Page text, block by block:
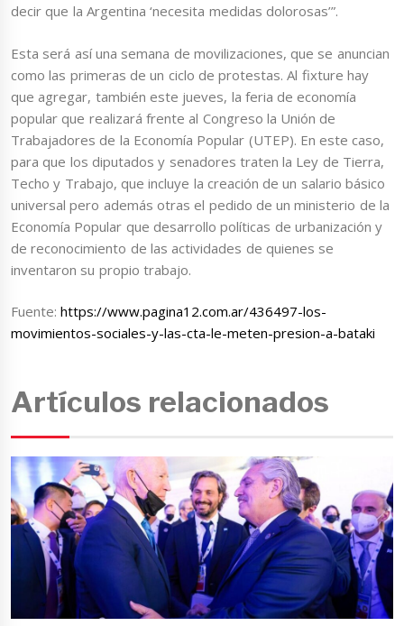
decir que la Argentina ‘necesita medidas dolorosas’”.
Esta será así una semana de movilizaciones, que se anuncian
como las primeras de un ciclo de protestas. Al fixture hay
que agregar, también este jueves, la feria de economía
popular que realizará frente al Congreso la Unión de
Trabajadores de la Economía Popular (UTEP). En este caso,
para que los diputados y senadores traten la Ley de Tierra,
Techo y Trabajo, que incluye la creación de un salario básico
universal pero además otras el pedido de un ministerio de la
Economía Popular que desarrollo políticas de urbanización y
de reconocimiento de las actividades de quienes se
inventaron su propio trabajo.
Fuente:https://www.pagina12.com.ar/436497-los-
movimientos-sociales-y-las-cta-le-meten-presion-a-bataki
Artículos relacionados